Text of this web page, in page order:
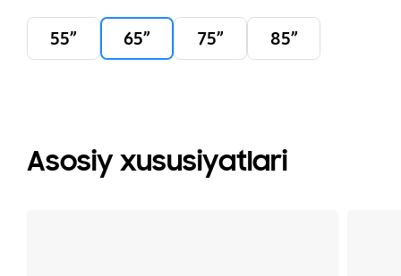
55” 65” 75” 85”
Asosiy xususiyatlari